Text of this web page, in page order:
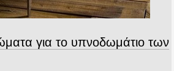
για το υπνοδωμάτιο των